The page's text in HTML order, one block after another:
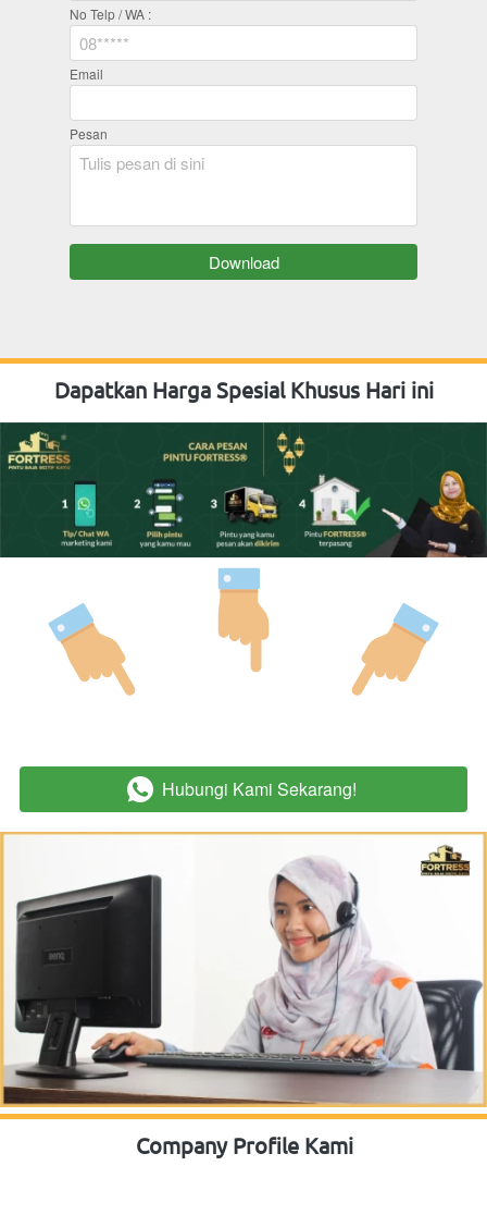
No Telp / WA :
Email
Pesan
`Download
Dapatkan Harga Spesial Khusus Hari ini
` Hubungi Kami Sekarang!
Company Profile Kami